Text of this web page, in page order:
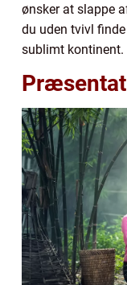
ønsker at slappe
du uden tvivl
sublimt kontinent.